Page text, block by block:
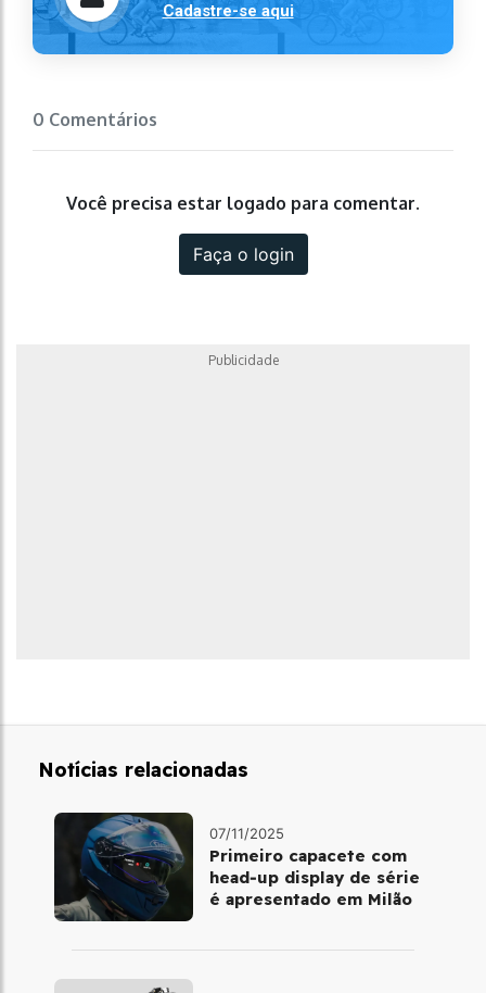
Cadastre-se aqui
0 Comentários
Você precisa estar logado para comentar.
Faça o login
Publicidade
Notícias relacionadas
07/11/2025
Primeiro capacete com
head‑up display de série
é apresentado em Milão